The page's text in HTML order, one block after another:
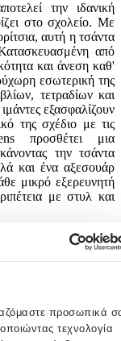
προσωπικά
τεχνολογία
την ιδανική
στο σχολείο. Με
αυτή η τσάντα
από
και άνεση καθ'
εσωτερική της
τετραδίων και
εξασφαλίζουν
της σχέδιο με τις
προσθέτει μια
την τσάντα
και ένα αξεσουάρ
μικρό εξερευνητή
με στυλ και